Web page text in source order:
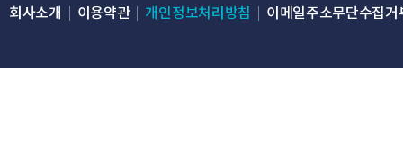
회사소개 이용약관 개인정보처리방침 이메일주소무단수집거